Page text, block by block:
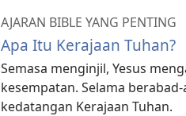
AJARAN BIBLE YANG PENTING
Apa Itu Kerajaan Tuhan?
Semasa menginjil, Yesus
kesempatan. Selama
kedatangan Kerajaan Tuhan.